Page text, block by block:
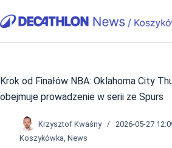
do
Krok od Finałów NBA: Oklahoma City
obejmuje prowadzenie w serii ze Spurs
Krzysztof Kwaśny
2026-05-27
Koszykówka, News